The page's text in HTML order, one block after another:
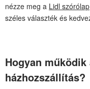
nézze meg a Lidl szórólap
széles választék és
Hogyan
házhozszállítás?